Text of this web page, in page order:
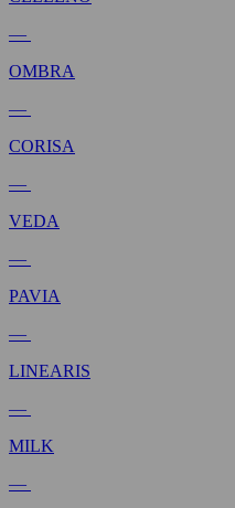
—
OMBRA
—
CORISA
—
VEDA
—
PAVIA
—
LINEARIS
—
MILK
—